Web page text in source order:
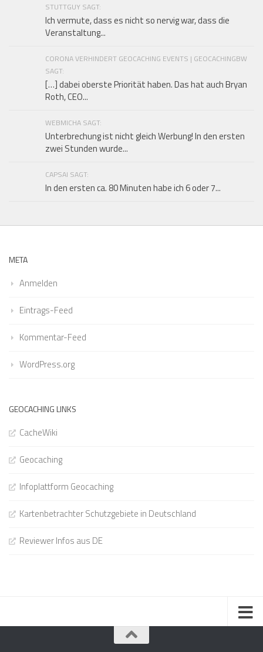
STUTTGUY SAGT:
Ich vermute, dass es nicht so nervig war, dass die
Veranstaltung...
CORONA VERHINDERT GEOCACHING EVENTS | GEOCACHINGBW
SAGT:
[…] dabei oberste Priorität haben. Das hat auch Bryan
Roth, CEO...
WEBMICHA SAGT:
Unterbrechung ist nicht gleich Werbung! In den ersten
zwei Stunden wurde...
CAPSAI SAGT:
In den ersten ca. 80 Minuten habe ich 6 oder 7...
META
Anmelden
Eintrags-Feed
Kommentar-Feed
WordPress.org
GEOCACHING LINKS
CacheWiki
Geocaching
Infoplattform Geocaching
Kartenbetrachter Schutzgebiete in Deutschland
Reviewer Infos aus DE